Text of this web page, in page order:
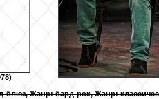
Жанр: бард-рок, Жанр: